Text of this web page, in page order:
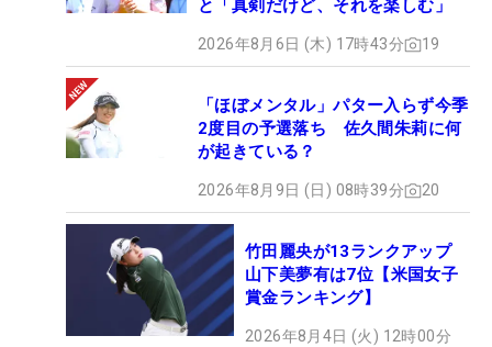
明愛「あとは、送られてきた服とかで、（千怜が）
これ可愛い！ って言うのが自分のに入っていた
ら、譲っちゃう。いいよ～って。（姉として）譲ら
ないといけないのかなあ、っていうのはありますか
千怜 「可愛らしいものは譲ってくれますね。タイ
プが違うからこそ、ずっとこういうふうに成り立っ
ていると思うんですよね」
明愛「なるほど」
と「真剣だけど、それを楽しむ」
2026年8月6日 (木) 17時43分 19
「ほぼメンタル」パター入らず今季
2度目の予選落ち 佐久間朱莉に何
が起きている？
2026年8月9日 (日) 08時39分 20
竹田麗央が13ランクアップ
山下美夢有は7位【米国女子
賞金ランキング】
2026年8月4日 (火) 12時00分